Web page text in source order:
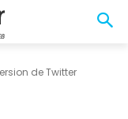
de Twitter